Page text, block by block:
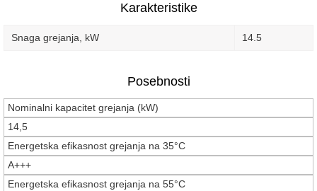
Karakteristike
Snaga grejanja, kW 14.5
Posebnosti
Nominalni kapacitet grejanja (kW)
14,5
Energetska efikasnost grejanja na 35°C
A+++
Energetska efikasnost grejanja na 55°C